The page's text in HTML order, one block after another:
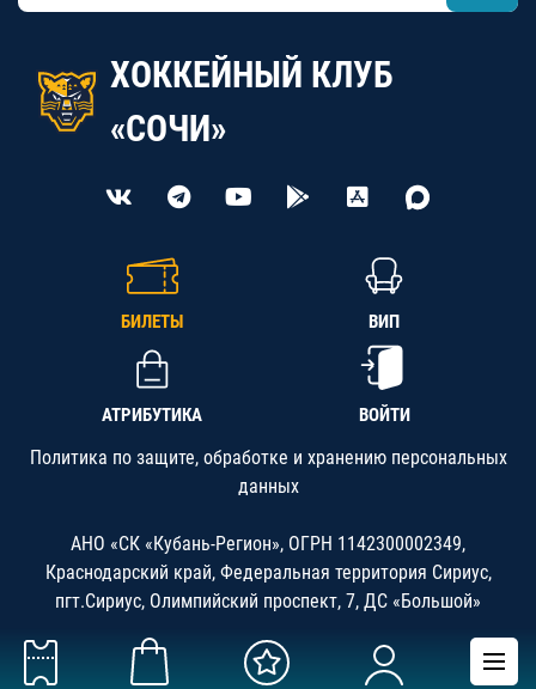
ХОККЕЙНЫЙ КЛУБ
«СОЧИ»
БИЛЕТЫ ВИП
АТРИБУТИКА ВОЙТИ
Политика по защите, обработке и хранению персональных
данных
АНО «СК «Кубань-Регион», ОГРН 1142300002349,
Краснодарский край, Федеральная территория Сириус,
пгт.Сириус, Олимпийский проспект, 7, ДС «Большой»